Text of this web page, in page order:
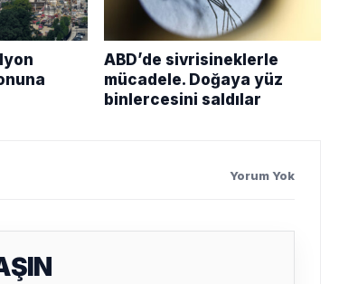
ABD’de sivrisineklerle
mücadele. Doğaya yüz
binlercesini saldılar
Yorum Yok